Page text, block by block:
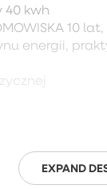
40 kwh
10 lat,
energii,
EXPAND